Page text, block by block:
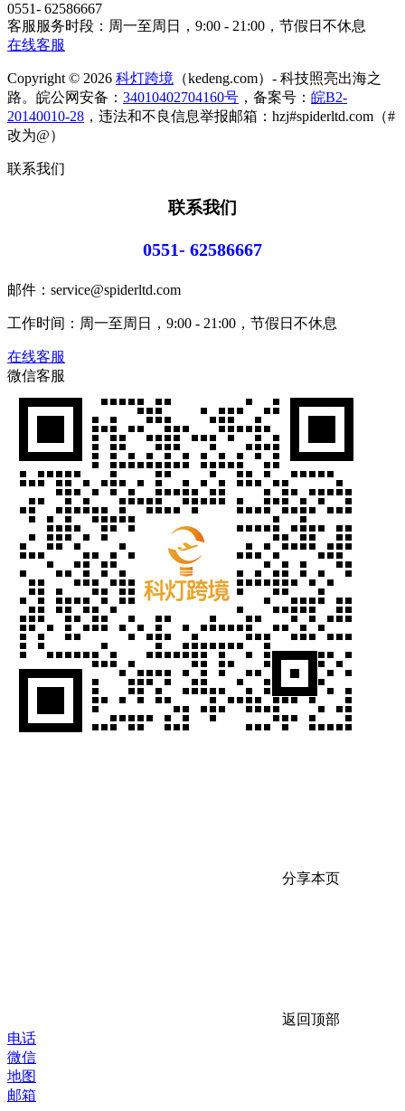
0551- 62586667
客服服务时段：周一至周日，9:00 - 21:00，节假日不休息
在线客服
Copyright © 2026 科灯跨境 （kedeng.com）- 科技照亮出海之
路。皖公网安备： 34010402704160号 ，备案号： 皖B2-
20140010-28 ，违法和不良信息举报邮箱：hzj#spiderltd.com（#
改为@）
联系我们
联系我们
0551- 62586667
邮件：service@spiderltd.com
工作时间：周一至周日，9:00 - 21:00，节假日不休息
在线客服
微信客服
分享本页
返回顶部
电话
微信
地图
邮箱